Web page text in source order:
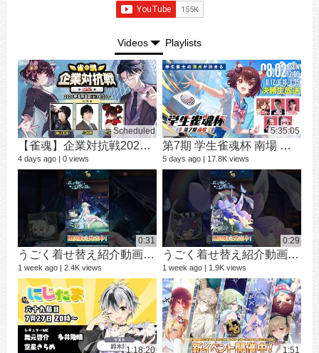
Videos Playlists
Scheduled
【雀魂】企業対抗戦2026【予選】
4 days ago 0 views
5:35:05
第7期 学生雀魂杯 南場 決勝
5 days ago 17.8K views
0:31
うごく着せ替え紹介動画 ミラ #shorts
1 week ago 2.4K views
0:29
うごく着せ替え紹介動画 七海 礼奈 #shorts
1 week ago 1.9K views
1:18:20 1:51